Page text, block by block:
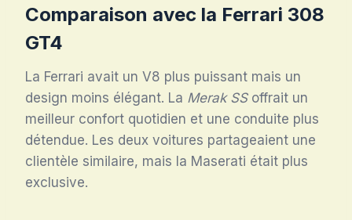
Comparaison avec la Ferrari 308
GT4
La Ferrari avait un V8 plus puissant mais un
design moins élégant. La Merak SSoffrait un
meilleur confort quotidien et une conduite plus
détendue. Les deux voitures partageaient une
clientèle similaire, mais la Maserati était plus
exclusive.